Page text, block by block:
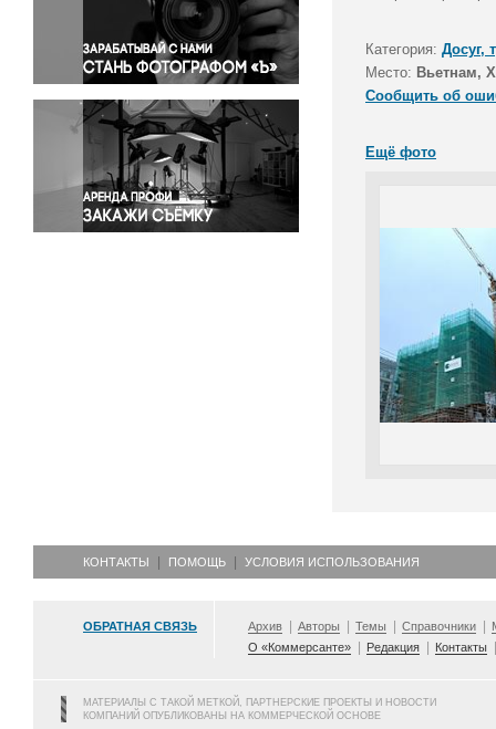
Правосудие
Происшествия и конфликты
Религия
Светская жизнь
Спорт
Экология
Экономика и бизнес
Категория: Досуг,
Место: Вьетнам,
Сообщить об
Ещё фото
КОНТАКТЫ ПОМОЩЬ УСЛОВИЯ ИСПОЛЬЗОВАНИЯ
ОБРАТНАЯ СВЯЗЬ Архив Авторы Темы Справочники
О «Коммерсанте»
Редакция Контакты
МАТЕРИАЛЫ С ТАКОЙ МЕТКОЙ, ПАРТНЕРСКИЕ ПРОЕКТЫ И НОВОСТИ
КОМПАНИЙ ОПУБЛИКОВАНЫ НА КОММЕРЧЕСКОЙ ОСНОВЕ